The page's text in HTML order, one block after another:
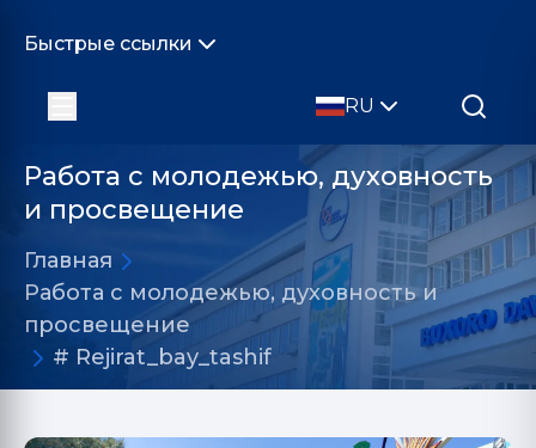
Быстрые ссылки
RU
Работа с молодежью, духовность
и просвещение
Главная
Работа с молодежью, духовность и
просвещение
# Rejirat_bay_tashif